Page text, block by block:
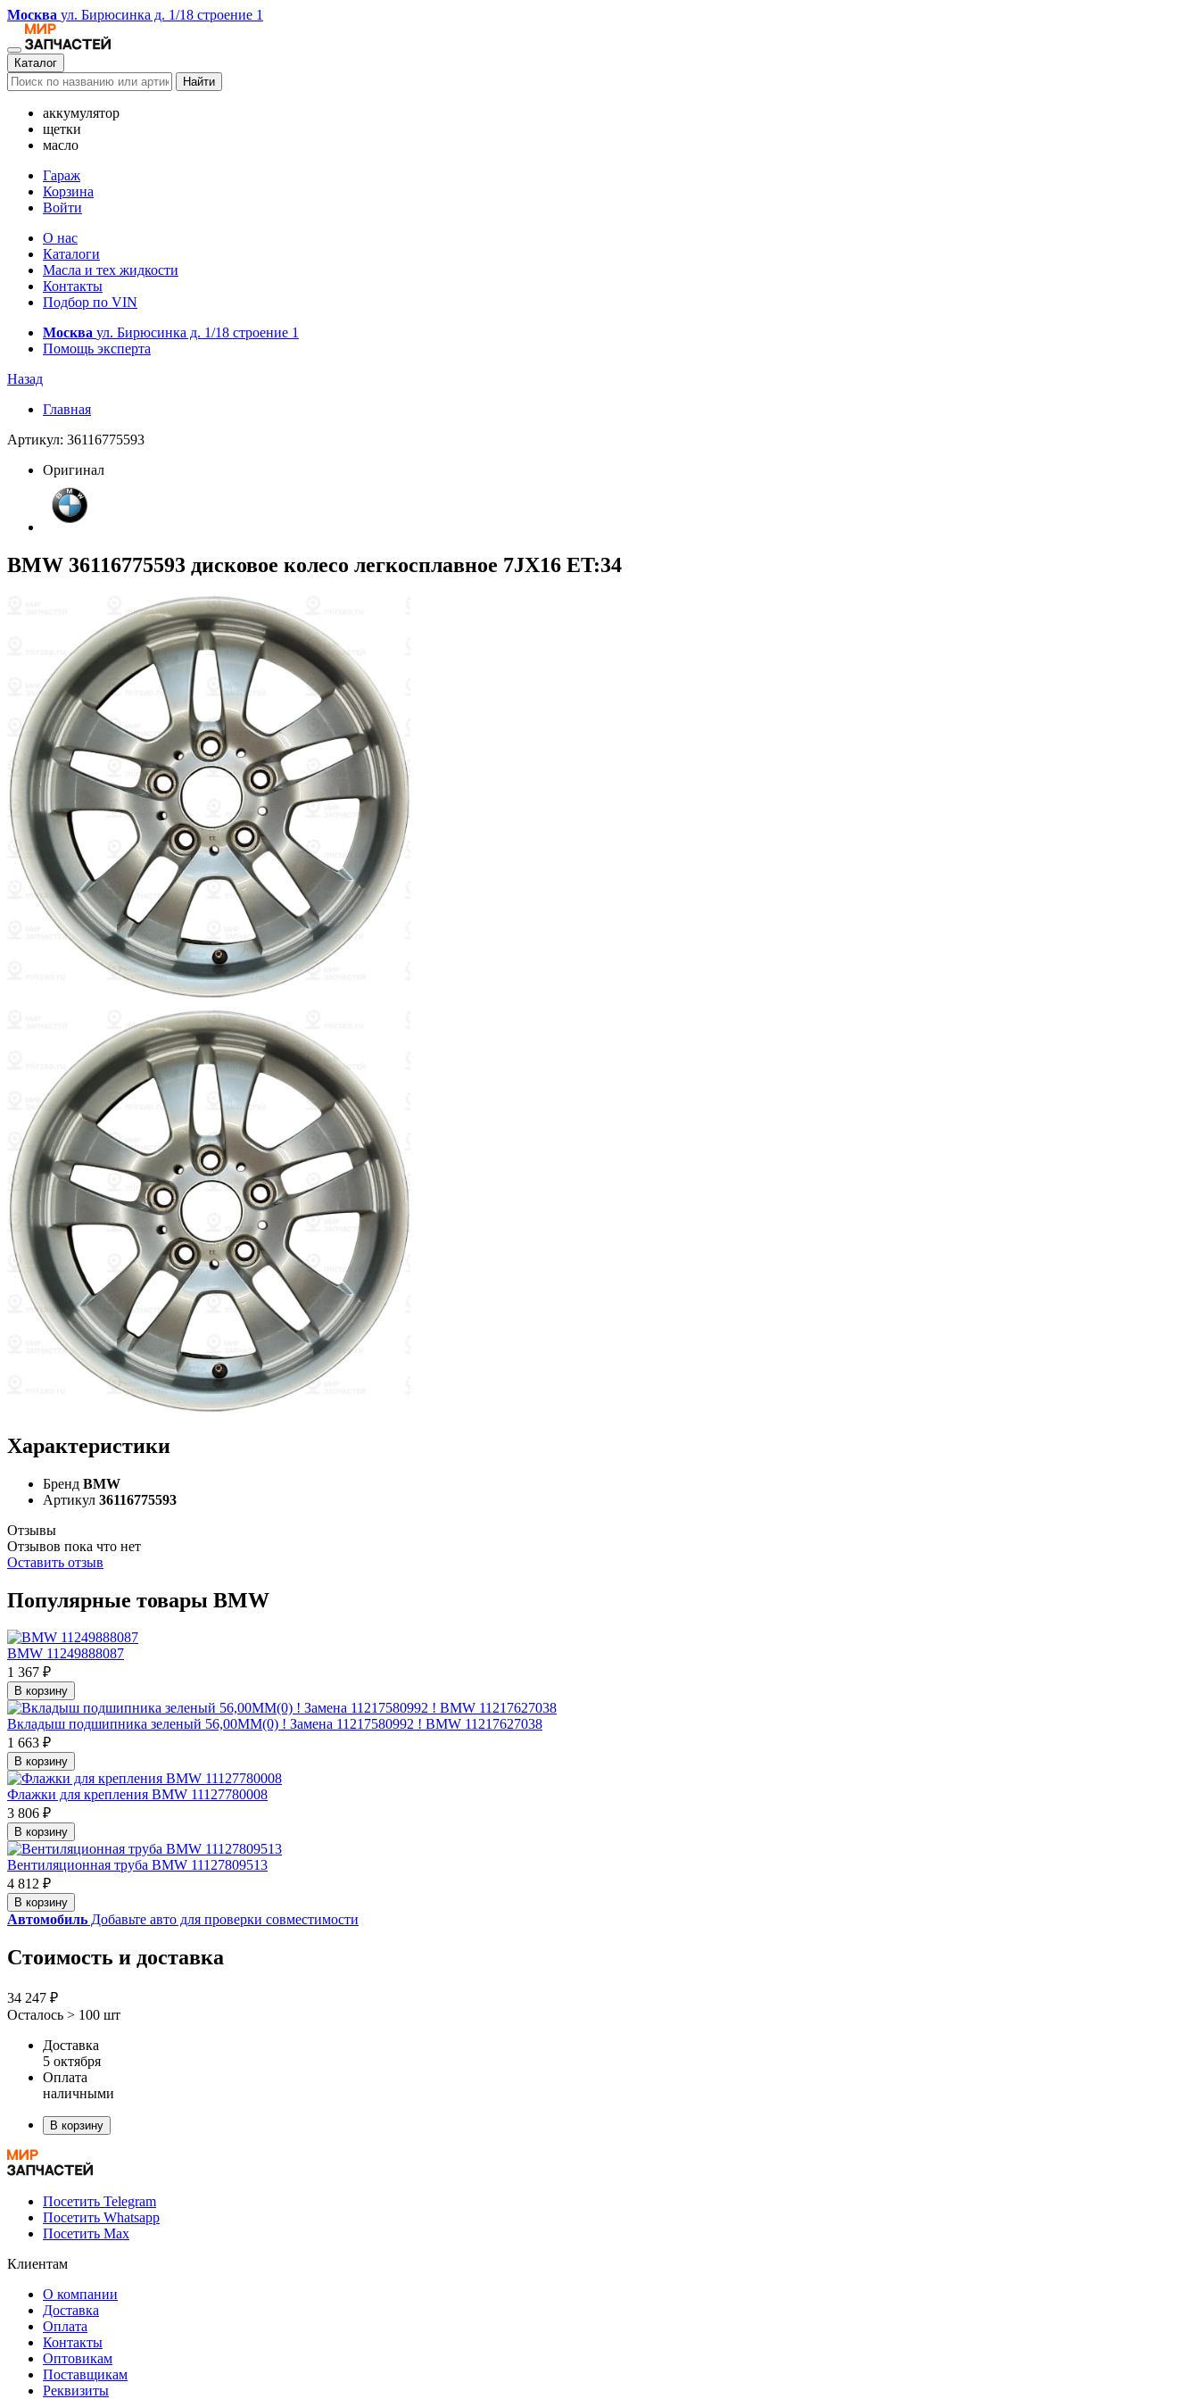
Москва ул. Бирюсинка д. 1/18 строение 1
Каталог
Найти
аккумулятор
щетки
масло
Гараж
Корзина
Войти
О нас
Каталоги
Масла и тех жидкости
Контакты
Подбор по VIN
Москва ул. Бирюсинка д. 1/18 строение 1
Помощь эксперта
Назад
Главная
Артикул: 36116775593
Оригинал
BMW 36116775593 дисковое колесо легкосплавное 7JX16 ET:34
Характеристики
Бренд BMW
Артикул 36116775593
Отзывы
Отзывов пока что нет
Оставить отзыв
Популярные товары BMW
BMW 11249888087
1 367 ₽
В корзину
Вкладыш подшипника зеленый 56,00MM(0) ! Замена 11217580992 ! BMW 11217627038
1 663 ₽
В корзину
Флажки для крепления BMW 11127780008
3 806 ₽
В корзину
Вентиляционная труба BMW 11127809513
4 812 ₽
В корзину
Автомобиль Добавьте авто для проверки совместимости
Стоимость и доставка
34 247 ₽
Осталось > 100 шт
Доставка
5 октября
Оплата
наличными
В корзину
Посетить Telegram
Посетить Whatsapp
Посетить Max
Клиентам
О компании
Доставка
Оплата
Контакты
Оптовикам
Поставщикам
Реквизиты